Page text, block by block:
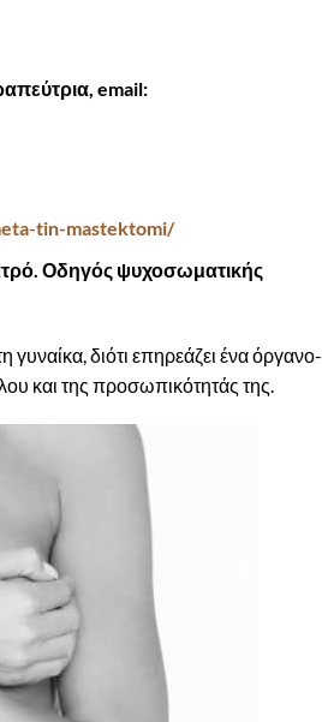
email:
tin-mastektomi/
Οδηγός ψυχοσωματικής
γυναίκα, διότι επηρεάζει ένα όργανο-
και της προσωπικότητάς της.